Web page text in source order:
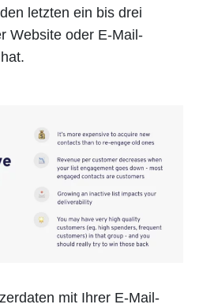
letzten ein bis drei
Website oder E-Mail-
mit Ihrer E-Mail-